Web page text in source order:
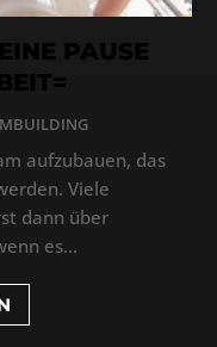
PAUSE
aufzubauen, das
Viele
dann über
es...